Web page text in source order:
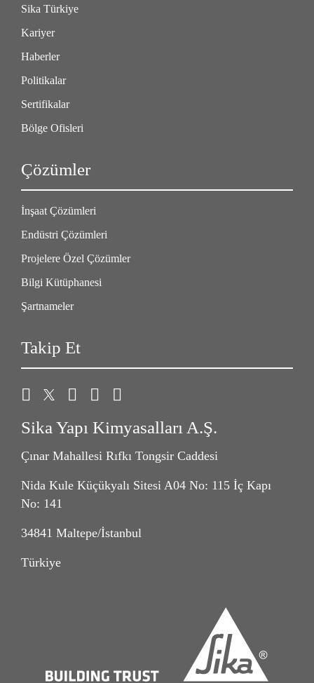
Sika Türkiye
Kariyer
Haberler
Politikalar
Sertifikalar
Bölge Ofisleri
Çözümler
İnşaat Çözümleri
Endüstri Çözümleri
Projelere Özel Çözümler
Bilgi Kütüphanesi
Şartnameler
Takip Et
Sika Yapı Kimyasalları A.Ş.
Çınar Mahallesi Rıfkı Tongsir Caddesi
Nida Kule Küçükyalı Sitesi A04 No: 115 İç Kapı
No: 141
34841 Maltepe/İstanbul
Türkiye